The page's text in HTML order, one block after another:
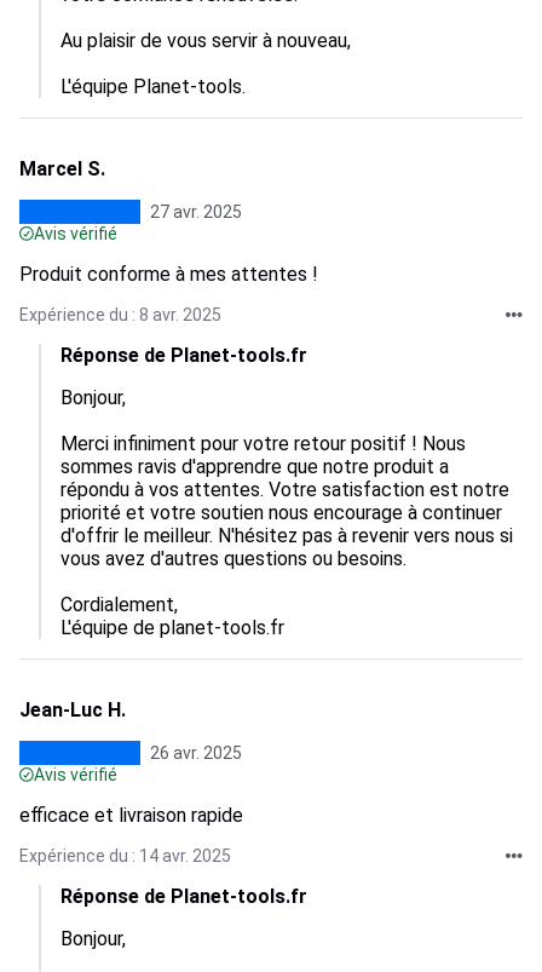
Au plaisir de vous servir à nouveau,
L'équipe Planet-tools.
Marcel S.
27 avr. 2025
Avis vérifié
Produit conforme à mes attentes !
Expérience du : 8 avr. 2025
Réponse de Planet-tools.fr
Bonjour,
Merci infiniment pour votre retour positif ! Nous
sommes ravis d'apprendre que notre produit a
répondu à vos attentes. Votre satisfaction est notre
priorité et votre soutien nous encourage à continuer
d'offrir le meilleur. N'hésitez pas à revenir vers nous si
vous avez d'autres questions ou besoins.
Cordialement,
L'équipe de planet-tools.fr
Jean-Luc H.
26 avr. 2025
Avis vérifié
efficace et livraison rapide
Expérience du : 14 avr. 2025
Réponse de Planet-tools.fr
Bonjour,